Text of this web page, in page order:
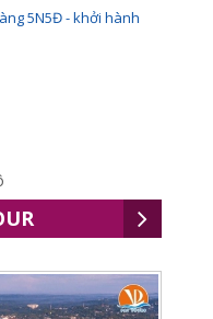
5N5Đ - khởi hành